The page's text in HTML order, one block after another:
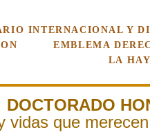
INTERNACIONAL Y
EMBLEMA
LA
DOCTORADO
vidas que